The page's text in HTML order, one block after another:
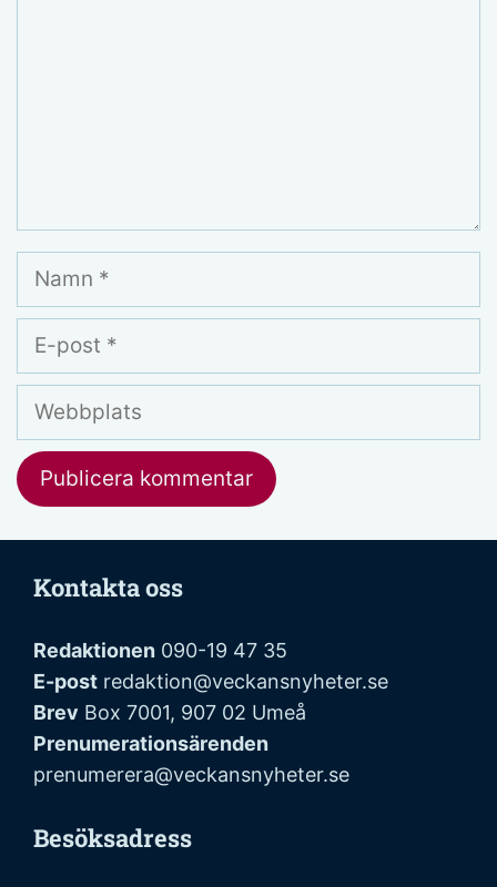
Namn
E-
post
Webbplats
Kontakta oss
Redaktionen 090-19 47 35
E-post redaktion@veckansnyheter.se
Brev Box 7001, 907 02 Umeå
Prenumerationsärenden
prenumerera@veckansnyheter.se
Besöksadress